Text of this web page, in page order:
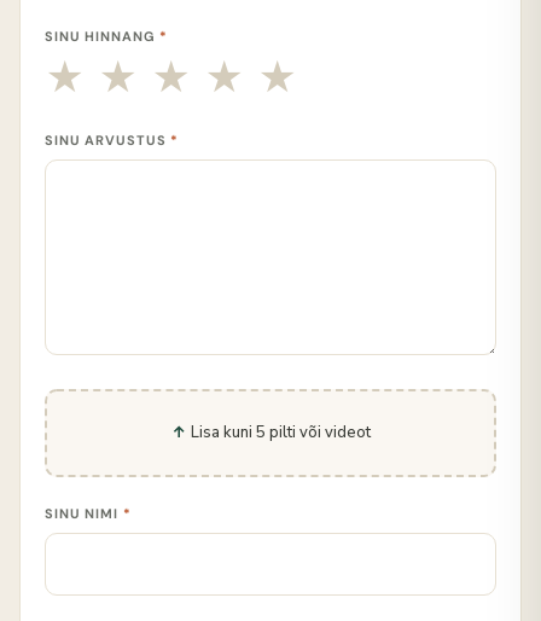
SINU HINNANG *
SINU ARVUSTUS *
Lisa kuni 5 pilti või videot
SINU NIMI *